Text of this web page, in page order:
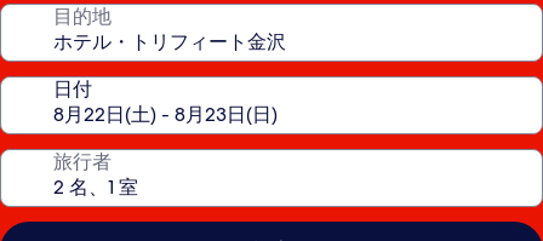
施
目的地
日付
旅行者